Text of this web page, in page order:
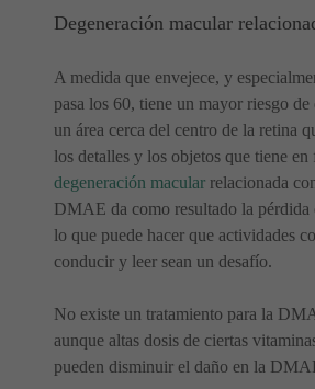
Degeneración macular
A medida que envejece, y
pasa los 60, tiene un mayor riesgo de
un área cerca del centro de la retina
los detalles y los objetos que tiene en
degeneración macular relacionada
DMAE da como resultado la pérdida
lo que puede hacer que actividades
conducir y leer sean un desafío.
No existe un tratamiento para la
aunque altas dosis de ciertas
pueden disminuir el daño en la